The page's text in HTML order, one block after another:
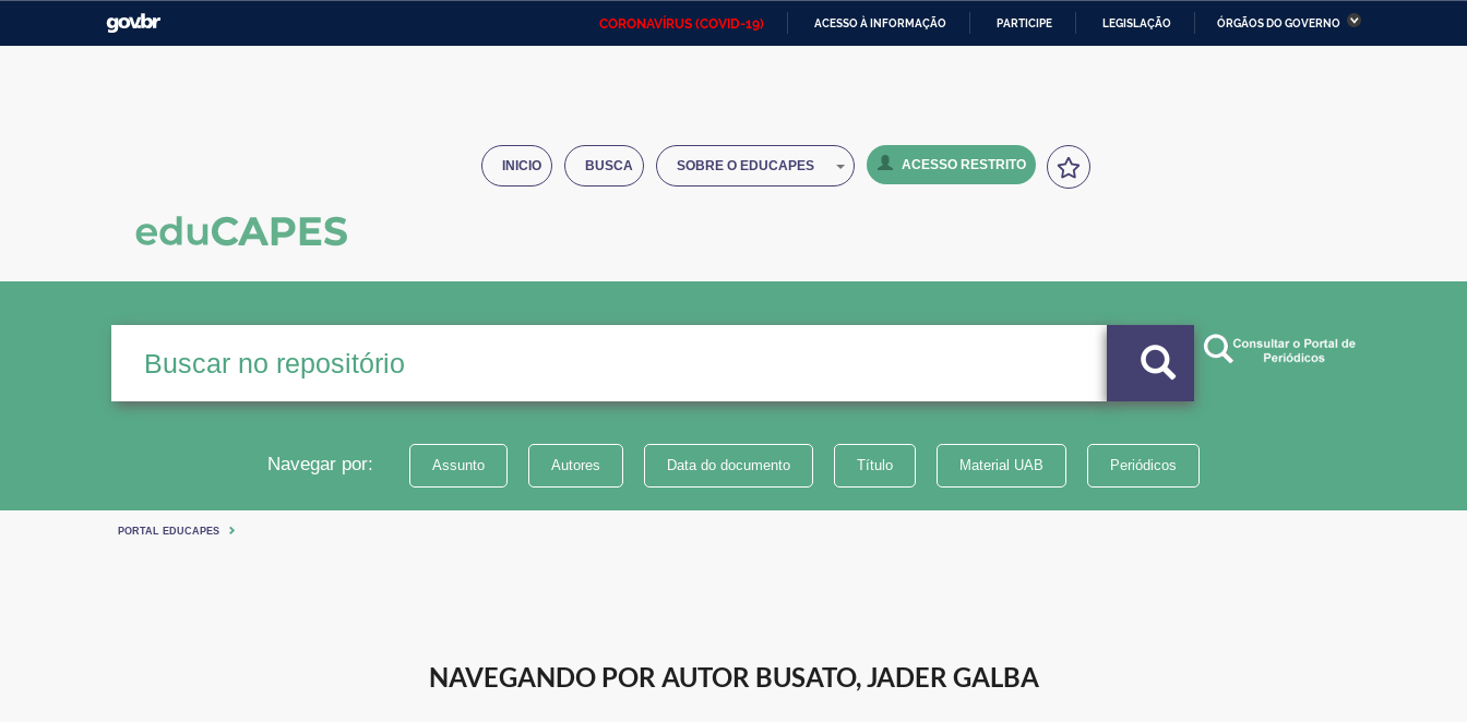
CORONAVÍRUS (COVID-19) ACESSO À INFORMAÇÃO PARTICIPE LEGISLAÇÃO ÓRGÃOS DO GOVERNO
Ministério das Relações
Ministério da Economia Ministério da Infraestrutura
Institucional
INICIO BUSCA SOBRE O EDUCAPES ACESSO RESTRITO
Navegar por: Assunto Autores Data do documento Título Material UAB Periódicos
PORTAL EDUCAPES
NAVEGANDO POR AUTOR BUSATO, JADER GALBA